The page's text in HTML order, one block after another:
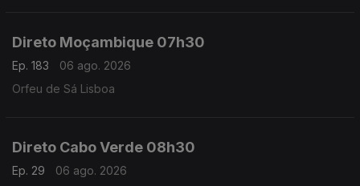
Direto Moçambique 07h30
Ep. 183
06 ago. 2026
Orfeu de Sá Lisboa
Direto Cabo Verde 08h30
Ep. 29
06 ago. 2026